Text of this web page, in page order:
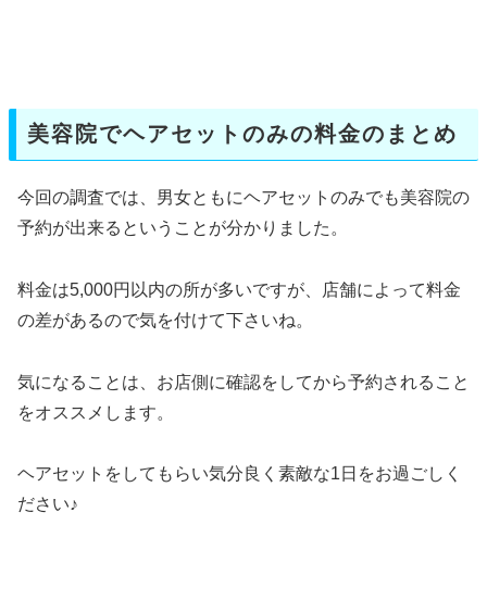
美容院でヘアセットのみの料金のまとめ
今回の調査では、男女ともにヘアセットのみでも美容院の
予約が出来るということが分かりました。
料金は5,000円以内の所が多いですが、店舗によって料金
の差があるので気を付けて下さいね。
気になることは、お店側に確認をしてから予約されること
をオススメします。
ヘアセットをしてもらい気分良く素敵な1日をお過ごしく
ださい♪